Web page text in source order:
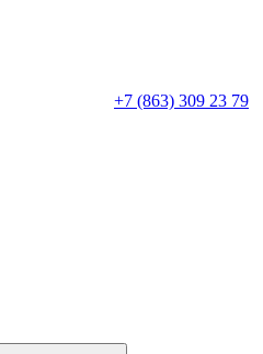
+7 (863) 309 23 79